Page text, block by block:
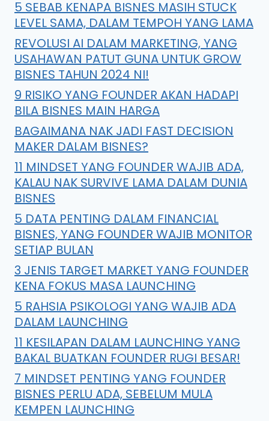
5 SEBAB KENAPA BISNES MASIH STUCK
LEVEL SAMA, DALAM TEMPOH YANG LAMA
REVOLUSI AI DALAM MARKETING, YANG
USAHAWAN PATUT GUNA UNTUK GROW
BISNES TAHUN 2024 NI!
9 RISIKO YANG FOUNDER AKAN HADAPI
BILA BISNES MAIN HARGA
BAGAIMANA NAK JADI FAST DECISION
MAKER DALAM BISNES?
11 MINDSET YANG FOUNDER WAJIB ADA,
KALAU NAK SURVIVE LAMA DALAM DUNIA
BISNES
5 DATA PENTING DALAM FINANCIAL
BISNES, YANG FOUNDER WAJIB MONITOR
SETIAP BULAN
3 JENIS TARGET MARKET YANG FOUNDER
KENA FOKUS MASA LAUNCHING
5 RAHSIA PSIKOLOGI YANG WAJIB ADA
DALAM LAUNCHING
11 KESILAPAN DALAM LAUNCHING YANG
BAKAL BUATKAN FOUNDER RUGI BESAR!
7 MINDSET PENTING YANG FOUNDER
BISNES PERLU ADA, SEBELUM MULA
KEMPEN LAUNCHING